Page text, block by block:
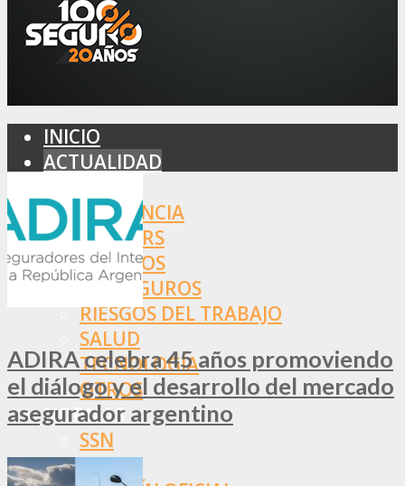
INICIO
ACTUALIDAD
ASISTENCIA
BROKERS
SEGUROS
REASEGUROS
RIESGOS DEL TRABAJO
SALUD
TECNOLOGÍA
OTROS
NORMAS
SSN
SRT
ADIRA celebra 45 años promoviendo
el diálogo y el desarrollo del mercado
asegurador argentino